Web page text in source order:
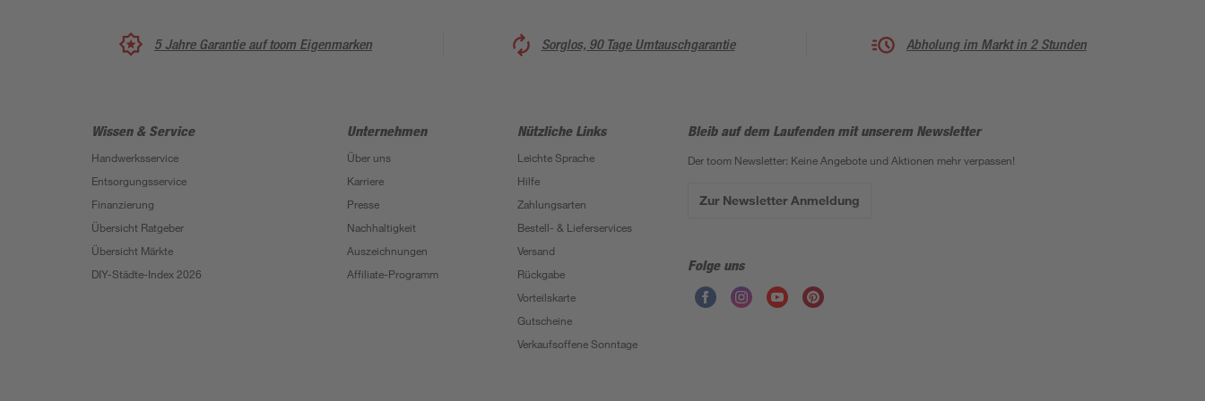
5 Jahre Garantie auf toom Eigenmarken Sorglos, 90 Tage Umtauschgarantie Abholung im Markt in 2 Stunden
Wissen & Service
Handwerksservice
Entsorgungsservice
Finanzierung
Übersicht Ratgeber
Übersicht Märkte
DIY-Städte-Index 2026
Unternehmen
Über uns
Karriere
Presse
Nachhaltigkeit
Auszeichnungen
Affiliate-Programm
Nützliche Links
Leichte Sprache
Hilfe
Zahlungsarten
Bestell- & Lieferservices
Versand
Rückgabe
Vorteilskarte
Gutscheine
Verkaufsoffene Sonntage
Bleib auf dem Laufenden mit unserem Newsletter
Der toom Newsletter: Keine Angebote und Aktionen mehr verpassen!
Zur Newsletter Anmeldung
Folge uns